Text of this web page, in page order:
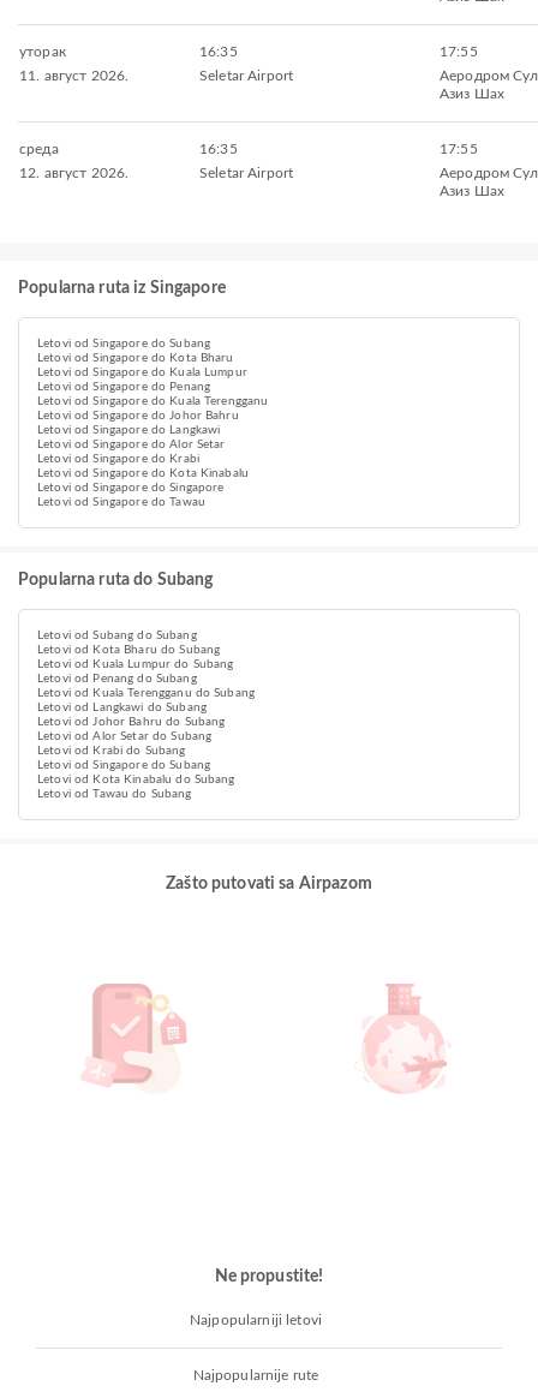
уторак
11. август 2026.
16:35
Seletar Airport
17:55
Aеродром
Азиз Шах
среда
12. август 2026.
16:35
Seletar Airport
17:55
Aеродром
Азиз Шах
Popularna ruta iz Singapore
Letovi od Singapore do Subang
Letovi od Singapore do Kota Bharu
Letovi od Singapore do Kuala Lumpur
Letovi od Singapore do Penang
Letovi od Singapore do Kuala Terengganu
Letovi od Singapore do Johor Bahru
Letovi od Singapore do Langkawi
Letovi od Singapore do Alor Setar
Letovi od Singapore do Krabi
Letovi od Singapore do Kota Kinabalu
Letovi od Singapore do Singapore
Letovi od Singapore do Tawau
Popularna ruta do Subang
Letovi od Subang do Subang
Letovi od Kota Bharu do Subang
Letovi od Kuala Lumpur do Subang
Letovi od Penang do Subang
Letovi od Kuala Terengganu do Subang
Letovi od Langkawi do Subang
Letovi od Johor Bahru do Subang
Letovi od Alor Setar do Subang
Letovi od Krabi do Subang
Letovi od Singapore do Subang
Letovi od Kota Kinabalu do Subang
Letovi od Tawau do Subang
Zašto putovati sa Airpazom
Ne propustite!
Najpopularniji letovi
Najpopularnije rute